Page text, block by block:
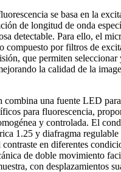
se basa en la
de longitud de onda
detectable. Para ello, el
compuesto por filtros de
que permiten seleccionar
la calidad de la
combina una fuente LED
para fluorescencia,
y controlada. El
1.25 y diafragma
en diferentes
de doble movimiento
con desplazamientos